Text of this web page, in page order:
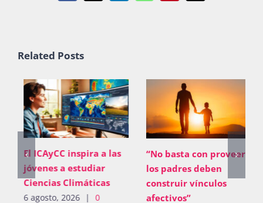
Related Posts
El ICAyCC inspira a las
jóvenes a estudiar
Ciencias Climáticas
6 agosto, 2026 |
“No basta con proveer;
los padres deben
construir vínculos
afectivos”